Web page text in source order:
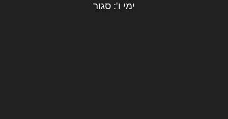
ימי ו': סגור